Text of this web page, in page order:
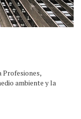
Profesiones,
ambiente y la